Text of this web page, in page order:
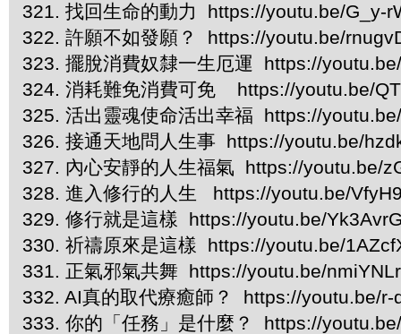
321. 找回生命的動力 https://youtu.be/G_y-
322. 許願不如發願？ https://youtu.be/
323. 擺脫消費奴隸一生厄運 https://
324. 消耗難免消費可免 https://youtu.be/
325. 活出靈魂使命活出幸福 https://
326. 接通天地問人生事 https://youtu.be/
327. 內心安靜的人生福氣 https://youtu.be/
328. 進入修行的人生 https://youtu.be/
329. 修行就是這樣 https://youtu.be/
330. 祈禱原來是這樣 https://youtu.be/
331. 正氣邪氣共舞 https://youtu.be/
332. AI真的取代療癒師？ https://youtu.be/r-
333. 你的「任務」是什麼？ https://